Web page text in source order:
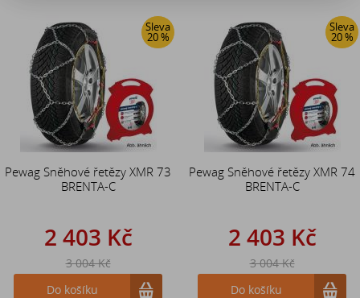
Sleva
20 %
Pewag Sněhové řetězy XMR 73
BRENTA-C
2 403 Kč
3 004 Kč
Do košíku
Sleva
20 %
Pewag Sněhové řetězy XMR 74
BRENTA-C
2 403 Kč
3 004 Kč
Do košíku